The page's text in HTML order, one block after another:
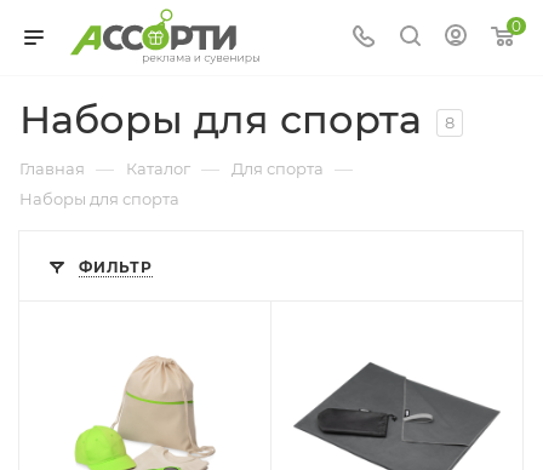
0
Наборы для спорта 8
Главная — Каталог — Для спорта —
Наборы для спорта
ФИЛЬТР